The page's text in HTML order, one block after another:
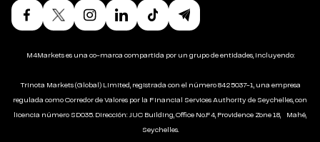
M4Markets es una co-marca compartida por un grupo de entidades, incluyendo:
Trinota Markets (Global) Limited, registrada con el número 8425037-1, una empresa
regulada como Corredor de Valores por la Financial Services Authority de Seychelles, con
licencia número SD035. Dirección: JUC Building, Office No.F4, Providence Zone 18, Mahé,
Seychelles.